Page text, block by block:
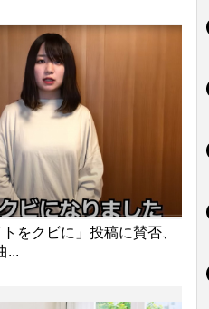
トをクビに」投稿に賛否、
...